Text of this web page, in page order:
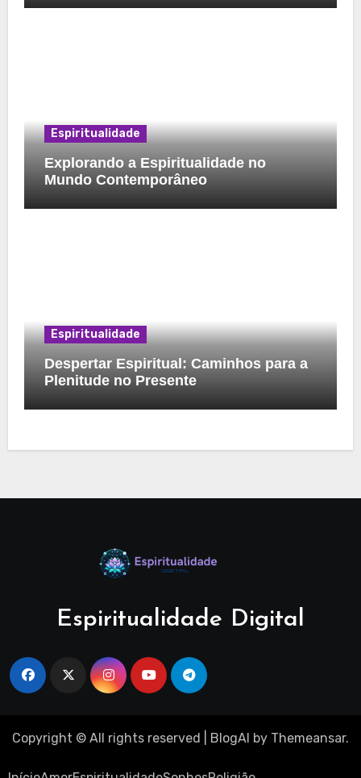
Espiritualidade
Explorando a Espiritualidade no
Mundo Contemporâneo
Espiritualidade
Despertar Espiritual: Caminhos para a
Plenitude no Presente
Espiritualidade Digital
Copyright © All rights reserved BlogAI by Themeansar.